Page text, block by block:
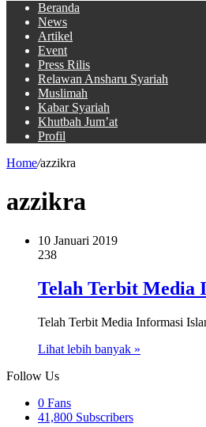
Beranda
News
Artikel
Event
Press Rilis
Relawan Ansharu Syariah
Muslimah
Kabar Syariah
Khutbah Jum’at
Profil
Home/azzikra
azzikra
10 Januari 2019
238
Telah Terbit Media
Telah Terbit Media Informasi
Lihat lebih banyak »
Follow Us
0 Fans
41,800 Subscribers